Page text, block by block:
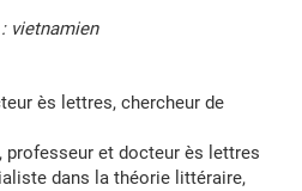
vietnamien
ès lettres, chercheur de
professeur et docteur ès lettres
dans la théorie littéraire,